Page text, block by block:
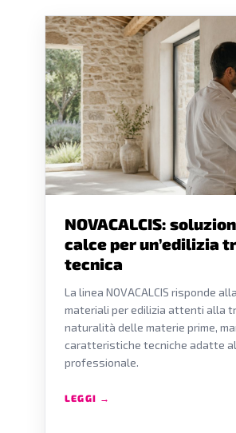
NOVACALCIS:
calce per un’edilizia
tecnica
La linea NOVACALCIS risponde
materiali per edilizia attenti alla
naturalità delle materie prime,
caratteristiche tecniche adatte
professionale.
LEGGI →